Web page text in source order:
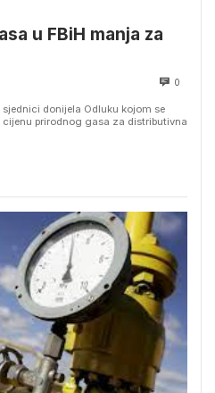
u FBiH manja za
0
donijela Odluku kojom se
prirodnog gasa za distributivna